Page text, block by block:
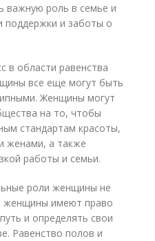
важную роль в семье и
поддержки и заботы о
в области равенства
все еще могут быть
Женщины могут
на то, чтобы
стандартам красоты,
женами, а также
работы и семьи.
роли женщины не
женщины имеют право
и определять свои
Равенство полов и